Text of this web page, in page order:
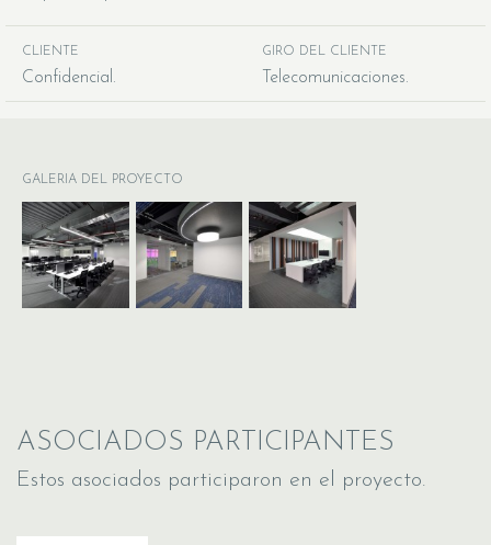
CLIENTE
Confidencial
GIRO DEL CLIENTE
Telecomunicaciones
GALERIA DEL PROYECTO
ASOCIADOS PARTICIPANTES
Estos asociados participaron en el proyecto.